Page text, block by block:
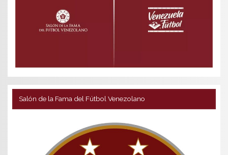
Salón de la Fama del Fútbol Venezolano